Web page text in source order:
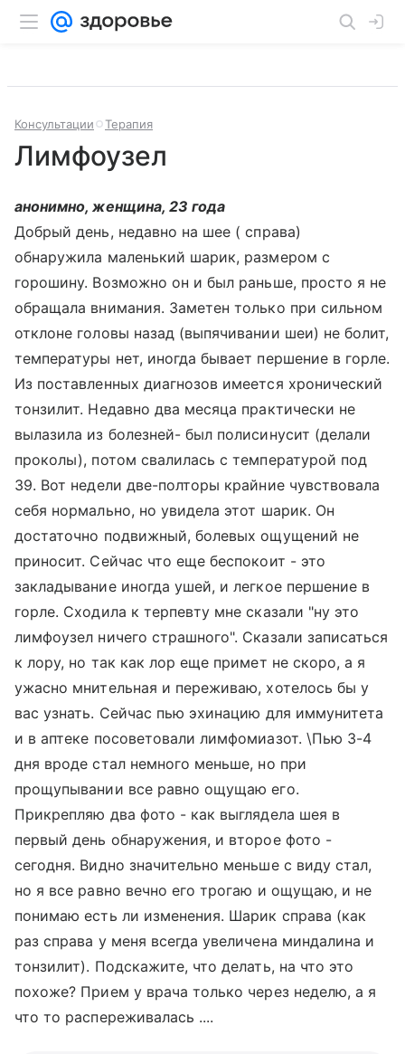
Консультации Терапия
Лимфоузел
анонимно, женщина, 23 года
Добрый день, недавно на шее ( справа)
обнаружила маленький шарик, размером с
горошину. Возможно он и был раньше, просто я не
обращала внимания. Заметен только при сильном
отклоне головы назад (выпячивании шеи) не болит,
температуры нет, иногда бывает першение в горле.
Из поставленных диагнозов имеется хронический
тонзилит. Недавно два месяца практически не
вылазила из болезней- был полисинусит (делали
проколы), потом свалилась с температурой под
39. Вот недели две-полторы крайние чувствовала
себя нормально, но увидела этот шарик. Он
достаточно подвижный, болевых ощущений не
приносит. Сейчас что еще беспокоит - это
закладывание иногда ушей, и легкое першение в
горле. Сходила к терпевту мне сказали "ну это
лимфоузел ничего страшного". Сказали записаться
к лору, но так как лор еще примет не скоро, а я
ужасно мнительная и переживаю, хотелось бы у
вас узнать. Сейчас пью эхинацию для иммунитета
и в аптеке посоветовали лимфомиазот. \Пью 3-4
дня вроде стал немного меньше, но при
прощупывании все равно ощущаю его.
Прикрепляю два фото - как выглядела шея в
первый день обнаружения, и второе фото -
сегодня. Видно значительно меньше с виду стал,
но я все равно вечно его трогаю и ощущаю, и не
понимаю есть ли изменения. Шарик справа (как
раз справа у меня всегда увеличена миндалина и
тонзилит). Подскажите, что делать, на что это
похоже? Прием у врача только через неделю, а я
что то распереживалась ....